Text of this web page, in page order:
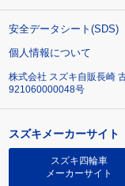
安全データシート(SDS)
個人情報について
株式会社 スズキ自販長崎
921060000048号
スズキメーカーサイト
スズキ四輪車
メーカーサイト